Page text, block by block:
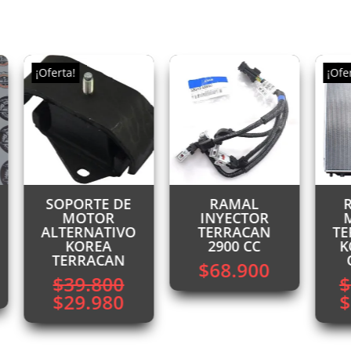
¡Oferta!
SOPORTE DE
MOTOR
ALTERNATIVO
KOREA
TERRACAN
39.800
El
precio
original
29.980El
precio
actual
RAMAL
INYECTOR
TERRACAN
2900 CC
68.900
El